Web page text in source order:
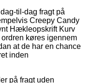
til-dag fragt på
Creepy Candy
Hækleopskrift Kurv
køres igennem
at de har en chance
inden
på fragt uden